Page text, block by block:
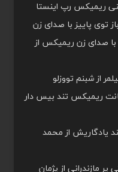
ریمیکس رپ اینستا
توی پاییز با صدای زن
با صدای زن ریمیکس از
از شبنم تووزلو
ریمیکس تند بیس دار
یادگاریش از محمد
مازندرانی از پژمان